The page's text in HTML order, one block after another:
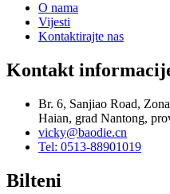
O nama
Vijesti
Kontaktirajte nas
Kontakt
Br. 6, Sanjiao Road,
Haian, grad Nantong,
vicky@baodie.cn
Tel: 0513-88901019
Bilteni